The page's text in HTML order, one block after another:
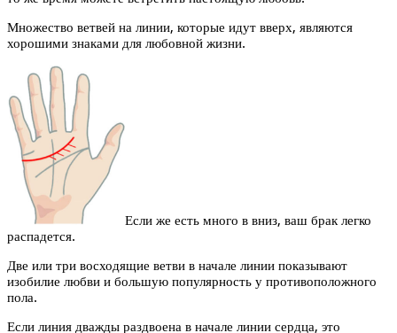
Множество ветвей на линии, которые идут вверх, являются
хорошими знаками для любовной жизни.
Если же есть много в вниз, ваш брак легко
распадется.
Две или три восходящие ветви в начале линии показывают
изобилие любви и большую популярность у противоположного
пола.
Если линия дважды раздвоена в начале линии сердца, это